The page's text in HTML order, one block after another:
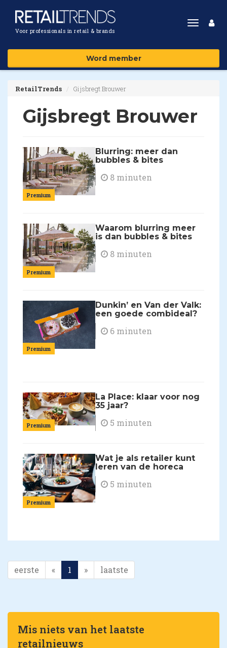
Voor professionals in retail & brands
Toggle
Word member
RetailTrends Gijsbregt Brouwer
Gijsbregt Brouwer
Premium
Blurring: meer dan
bubbles & bites
8 minuten
Premium
Waarom blurring meer
is dan bubbles & bites
8 minuten
Premium
Dunkin’ en Van der Valk:
een goede combideal?
6 minuten
Premium
La Place: klaar voor nog
35 jaar?
5 minuten
Premium
Wat je als retailer kunt
leren van de horeca
5 minuten
eerste « 1 » laatste
Mis niets van het laatste
retailnieuws